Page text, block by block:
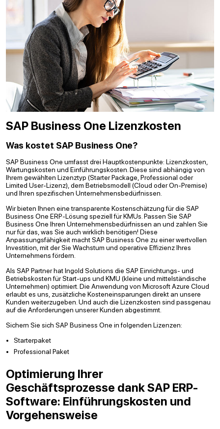
SAP Business One Lizenzkosten
Was kostet SAP Business One?
SAP Business One umfasst drei Hauptkostenpunkte: Lizenzkosten,
Wartungskosten und Einführungskosten. Diese sind abhängig von
Ihrem gewählten Lizenztyp (Starter Package, Professional oder
Limited User-Lizenz), dem Betriebsmodell (Cloud oder On-Premise)
und Ihren spezifischen Unternehmensbedürfnissen.
Wir bieten Ihnen eine transparente Kostenschätzung für die SAP
Business One ERP-Lösung speziell für KMUs. Passen Sie SAP
Business One Ihren Unternehmensbedürfnissen an und zahlen Sie
nur für das, was Sie auch wirklich benötigen! Diese
Anpassungsfähigkeit macht SAP Business One zu einer wertvollen
Investition, mit der Sie Wachstum und operative Effizienz Ihres
Unternehmens fördern.
Als SAP Partner hat Ingold Solutions die SAP Einrichtungs- und
Betriebskosten für Start-ups und KMU (kleine und mittelständische
Unternehmen) optimiert. Die Anwendung von Microsoft Azure Cloud
erlaubt es uns, zusätzliche Kosteneinsparungen direkt an unsere
Kunden weiterzugeben. Und auch die Lizenzkosten sind passgenau
auf die Anforderungen unserer Kunden abgestimmt.
Sichern Sie sich SAP Business One in folgenden Lizenzen:
Starterpaket
Professional Paket
Optimierung Ihrer
Geschäftsprozesse dank SAP ERP-
Software: Einführungskosten und
Vorgehensweise